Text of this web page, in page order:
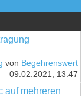
von Begehrenswert
09.02.2021, 13:47
auf mehreren